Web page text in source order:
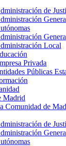
de
Local
Privada
Públicas
Madrid
Comunidad de
de